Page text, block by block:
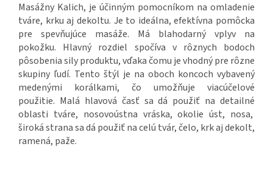
Masážny Kalich, je účinným pomocníkom na omladenie
tváre, krku aj dekoltu. Je to ideálna, efektívna pomôcka
pre spevňujúce masáže. Má blahodarný vplyv na
pokožku. Hlavný rozdiel spočíva v rôznych bodoch
pôsobenia sily produktu, vďaka čomu je vhodný pre rôzne
skupiny ľudí. Tento štýl je na oboch koncoch vybavený
medenými korálkami, čo umožňuje viacúčelové
použitie. Malá hlavová časť sa dá použiť na detailné
oblasti tváre, nosovoústna vráska, okolie úst, nosa,
široká strana sa dá použiť na celú tvár, čelo, krk aj dekolt,
ramená, paže.